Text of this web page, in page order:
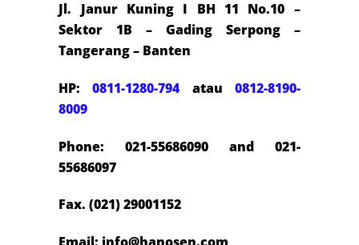
Jl. Janur Kuning I BH 11 No.10 –
Sektor 1B – Gading Serpong –
Tangerang – Banten
HP:0811-1280-794atau 0812-8190-
8009
Phone: 021-55686090 and 021-
55686097
Fax. (021) 29001152